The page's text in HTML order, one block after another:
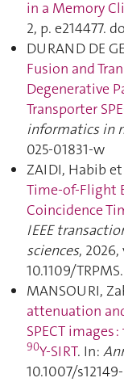
in a Memory
2, p. e214477.
DURAND DE
Fusion and
Degenerative
Transporter
informatics in
025-01831-w
ZAIDI, Habib
Time-of-Flight
Coincidence
IEEE
sciences, 2026,
10.1109/
MANSOURI,
attenuation
SPECT
90Y-SIRT. In:
10.1007/